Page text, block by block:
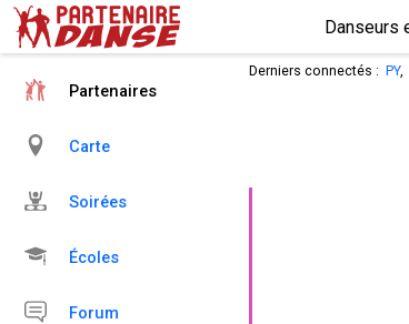
Derniers connectés : PY,
Partenaires
Carte
Soirées
Écoles
Forum